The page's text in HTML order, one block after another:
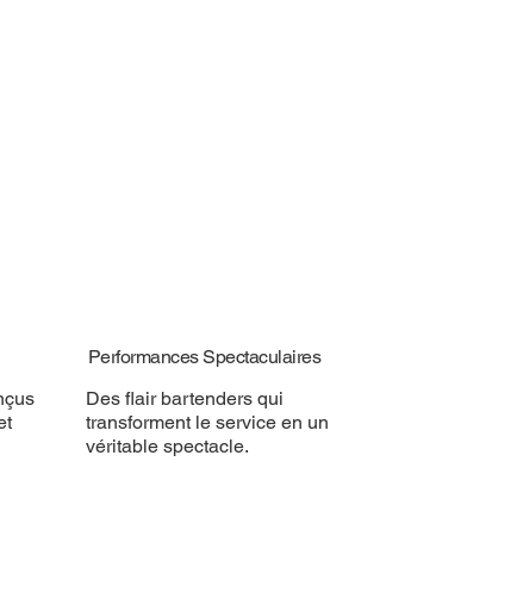
Performances Spectaculaires
Des flair bartenders qui
transforment le service en un
véritable spectacle.